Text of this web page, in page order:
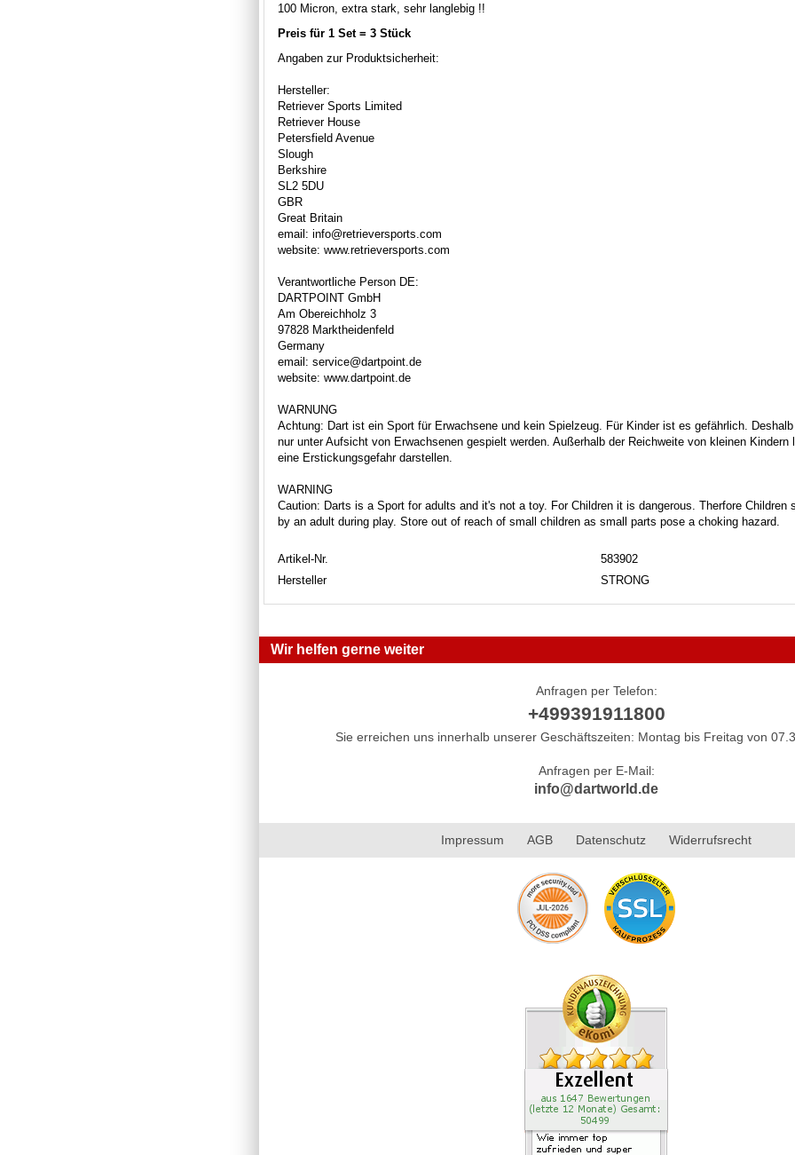
100 Micron, extra stark, sehr langlebig !!
Preis für 1 Set = 3 Stück
Angaben zur Produktsicherheit:
Hersteller:
Retriever Sports Limited
Retriever House
Petersfield Avenue
Slough
Berkshire
SL2 5DU
GBR
Great Britain
email: info@retrieversports.com
website: www.retrieversports.com
Verantwortliche Person DE:
DARTPOINT GmbH
Am Obereichholz 3
97828 Marktheidenfeld
Germany
email: service@dartpoint.de
website: www.dartpoint.de
WARNUNG
Achtung: Dart ist ein Sport für Erwachsene und kein Spielzeug. Für Kinder ist es gefährlich.
nur unter Aufsicht von Erwachsenen gespielt werden. Außerhalb der Reichweite von kleinen Kindern
eine Erstickungsgefahr darstellen.
WARNING
Caution: Darts is a Sport for adults and it's not a toy. For Children it is dangerous. Therfore Children
by an adult during play. Store out of reach of small children as small parts pose a choking hazard.
Artikel-Nr.
583902
Hersteller
STRONG
Wir helfen gerne weiter
Anfragen per Telefon:
+499391911800
Sie erreichen uns innerhalb unserer Geschäftszeiten: Montag bis Freitag von
Anfragen per E-Mail:
info@dartworld.de
Impressum AGB Datenschutz Widerrufsrecht